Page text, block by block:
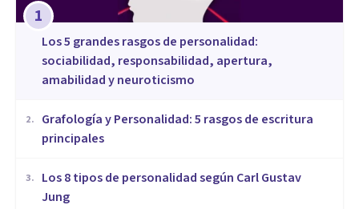
1
Los 5 grandes rasgos de personalidad:
sociabilidad, responsabilidad, apertura,
amabilidad y neuroticismo
2.
Grafología y Personalidad: 5 rasgos de escritura
principales
3.
​Los 8 tipos de personalidad según Carl Gustav
Jung